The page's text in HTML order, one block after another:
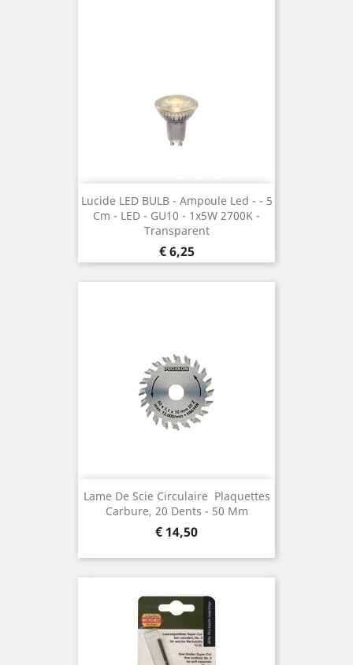
Lucide LED BULB - Ampoule Led - ¯ 5
Cm - LED - GU10 - 1x5W 2700K -
Transparent
Prijs
€ 6,25
Lame De Scie Circulaire  Plaquettes
Carbure, 20 Dents ¯ 50 Mm
Prijs
€ 14,50